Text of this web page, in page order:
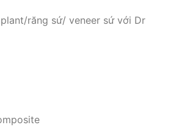
răng sứ/ veneer sứ với Dr